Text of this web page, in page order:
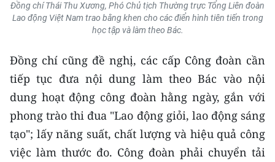
Đồng chí Thái Thu Xương, Phó Chủ tịch Thường trực Tổng Liên đoàn
Lao động Việt Nam trao bằng khen cho các điển hình tiên tiến trong
học tập và làm theo Bác.
Đồng chí cũng đề nghị, các cấp Công đoàn cần
tiếp tục đưa nội dung làm theo Bác vào nội
dung hoạt động công đoàn hằng ngày, gắn với
phong trào thi đua "Lao động giỏi, lao động sáng
tạo"; lấy năng suất, chất lượng và hiệu quả công
việc làm thước đo. Công đoàn phải chuyển tải